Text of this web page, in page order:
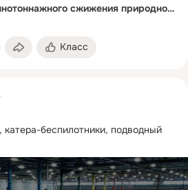
Компрессоры для крупнотоннажного сжижения природного газа, электромобиль "Атом" и другие новости импортозамещения
Класс
беспилотники, подводный